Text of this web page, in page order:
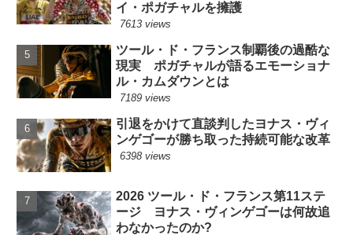
イ・ポガチャルを擁護
7613 views
ツール・ド・フランス制覇後の過酷な
現実 ポガチャルが語るエモーショナ
ル・カムダウンとは
7189 views
引退をかけて直談判したヨナス・ヴィ
ンゲゴーが勝ち取った持続可能な改革
6398 views
2026 ツール・ド・フランス第11ステ
ージ ヨナス・ヴィンゲゴーは何故追
わなかったのか?